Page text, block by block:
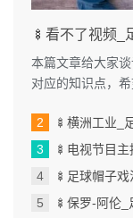
🍢看不了视频_
本篇文章给大家
对应的知识点，
🍢横洲工业_
🍢电视节目
🍢足球帽子
🍢保罗-阿伦